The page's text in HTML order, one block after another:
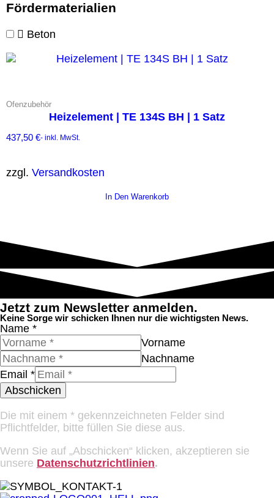
Fördermaterialien
Beton
Ofenzubehör
Heizelement | TE 134S BH | 1 Satz
437,50 €- inkl. MwSt.
In Den Warenkorb
zzgl. Versandkosten
Jetzt zum Newsletter anmelden.
Keine Sorge wir schicken Ihnen nur die wichtigsten News.
Name *
Vorname
Nachname
Email *
Abschicken
Die mit einem * gekennzeichneten Felder sind
Pflichtfelder, bitte füllen Sie diese aus.
Wenn Sie auf „Abschicken“ klicken, akzeptieren sie
unsere Datenschutzrichtlinien.